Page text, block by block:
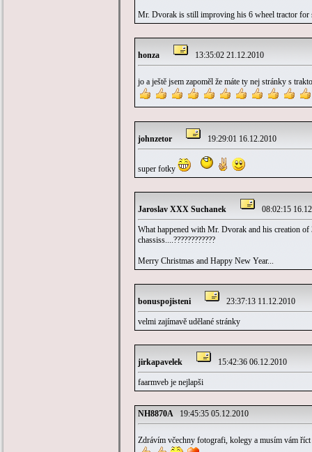
Mr. Dvorak is still improving his 6 wheel tractor for
honza 13:35:02 21.12.2010
jo a ještě jsem zapoměl že máte ty nej stránky s
johnzetor 19:29:01 16.12.2010
super fotky
Jaroslav XXX Suchanek 08:02:15
What happened with Mr. Dvorak and his creation
chassiss....????????????
Merry Christmas and Happy New Year...
bonuspojisteni 23:37:13 11.12.2010
velmi zajímavě udělané stránky
jirkapavelek 15:42:36 06.12.2010
faarmveb je nejlapši
NH8870A 19:45:35 05.12.2010
Zdrávím včechny fotografi, kolegy a musím vám